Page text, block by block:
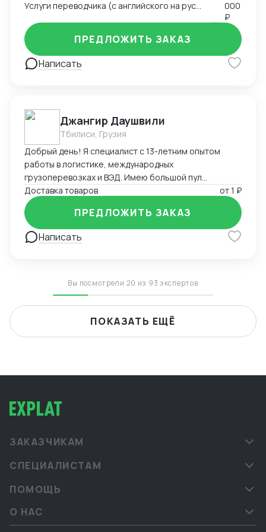
отношениями и развитие клиентской базы •
Глубокое знание китайского рынка и менталитета
Услуги переводчика (с английского на русский и с русского на английский)
000
₽
Написать
ПРЕДЛОЖИТЬ ЗАКАЗ
Джангир Даушвили
Тбилиси, Грузия
Добрый день! Я специалист с 13-летним опытом
работы в логистике, международных
грузоперевозках и ВЭД. Имею большой пул
контрагентов, логистов и экспедиторов по всему
миру и России. Доставлю Ваш груз из любой точки
мира любым видом транспорта, оптимизирую Ваши
расходы на логистику и растаможку, а также помогу
с оплатой за товар зарубеж, если необходимо.
Доставка товаров от1 ₽
Написать
ПРЕДЛОЖИТЬ ЗАКАЗ
Вы посмотрели 20 из 93 экспертов
ПОКАЗАТЬ ЕЩЁ
ЗАКАЗЧИКАМ
СПЕЦИАЛИСТАМ
ПОМОЩЬ
О НАС